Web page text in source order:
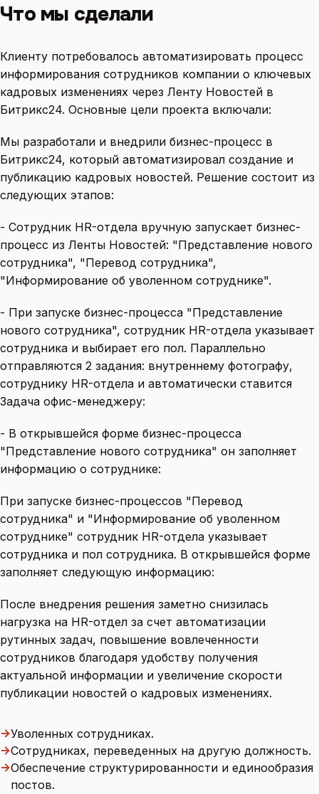
Что мы сделали
Клиенту потребовалось автоматизировать процесс
информирования сотрудников компании о ключевых
кадровых изменениях через Ленту Новостей в
Битрикс24. Основные цели проекта включали:
Мы разработали и внедрили бизнес-процесс в
Битрикс24, который автоматизировал создание и
публикацию кадровых новостей. Решение состоит из
следующих этапов:
- Сотрудник HR-отдела вручную запускает бизнес-
процесс из Ленты Новостей: "Представление нового
сотрудника", "Перевод сотрудника",
"Информирование об уволенном сотруднике".
- При запуске бизнес-процесса "Представление
нового сотрудника", сотрудник HR-отдела указывает
сотрудника и выбирает его пол. Параллельно
отправляются 2 задания: внутреннему фотографу,
сотруднику HR-отдела и автоматически ставится
Задача офис-менеджеру:
- В открывшейся форме бизнес-процесса
"Представление нового сотрудника" он заполняет
информацию о сотруднике:
При запуске бизнес-процессов "Перевод
сотрудника" и "Информирование об уволенном
сотруднике" сотрудник HR-отдела указывает
сотрудника и пол сотрудника. В открывшейся форме
заполняет следующую информацию:
После внедрения решения заметно снизилась
нагрузка на HR-отдел за счет автоматизации
рутинных задач, повышение вовлеченности
сотрудников благодаря удобству получения
актуальной информации и увеличение скорости
публикации новостей о кадровых изменениях.
→Уволенных сотрудниках.
→Сотрудниках, переведенных на другую должность.
→Обеспечение структурированности и единообразия
постов.